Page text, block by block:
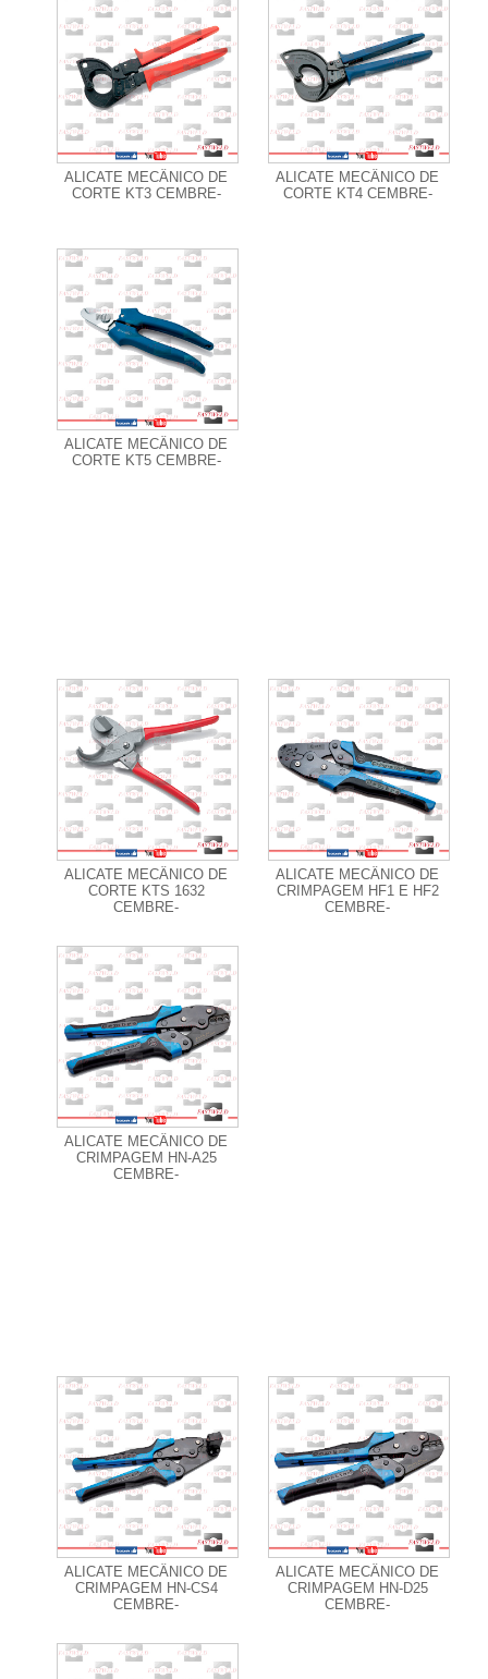
+ Informações
ALICATE MECÂNICO DE
CORTE KT3 CEMBRE-
+ Informações
ALICATE MECÂNICO DE
CORTE KT4 CEMBRE-
+ Informações
ALICATE MECÂNICO DE
CORTE KT5 CEMBRE-
+ Informações
ALICATE MECÂNICO DE
CORTE KTS 1632
CEMBRE-
+ Informações
ALICATE MECÂNICO DE
CRIMPAGEM HF1 E HF2
CEMBRE-
+ Informações
ALICATE MECÂNICO DE
CRIMPAGEM HN-A25
CEMBRE-
+ Informações
ALICATE MECÂNICO DE
CRIMPAGEM HN-CS4
CEMBRE-
+ Informações
ALICATE MECÂNICO DE
CRIMPAGEM HN-D25
CEMBRE-